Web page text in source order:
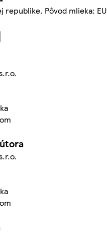
republike. Pôvod mlieka: EU